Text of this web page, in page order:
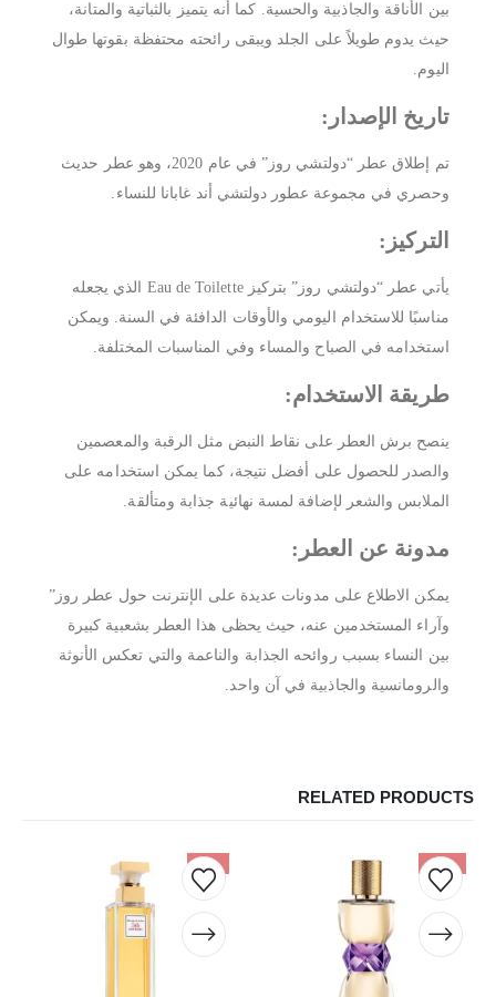
بين الأناقة والجاذبية والحسية. كما أنه يتميز بالثباتية والمتانة،
حيث يدوم طويلاً على الجلد ويبقى رائحته محتفظة بقوتها طوال
اليوم.
تاريخ الإصدار:
تم إطلاق عطر “دولتشي روز” في عام 2020، وهو عطر حديث
وحصري في مجموعة عطور دولتشي أند غابانا للنساء.
التركيز:
يأتي عطر “دولتشي روز” بتركيز Eau de Toilette الذي يجعله
مناسبًا للاستخدام اليومي والأوقات الدافئة في السنة. ويمكن
استخدامه في الصباح والمساء وفي المناسبات المختلفة.
طريقة الاستخدام:
ينصح برش العطر على نقاط النبض مثل الرقبة والمعصمين
والصدر للحصول على أفضل نتيجة، كما يمكن استخدامه على
الملابس والشعر لإضافة لمسة نهائية جذابة ومتألقة.
مدونة عن العطر:
يمكن الاطلاع على مدونات عديدة على الإنترنت حول عطر روز”
وآراء المستخدمين عنه، حيث يحظى هذا العطر بشعبية كبيرة
بين النساء بسبب روائحه الجذابة والناعمة والتي تعكس الأنوثة
والرومانسية والجاذبية في آن واحد.
RELATED PRODUCTS
-52%
-9%